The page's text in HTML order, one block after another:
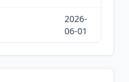
2026-
06-01